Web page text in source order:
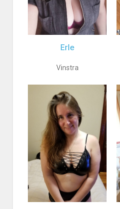
Erle
Vinstra